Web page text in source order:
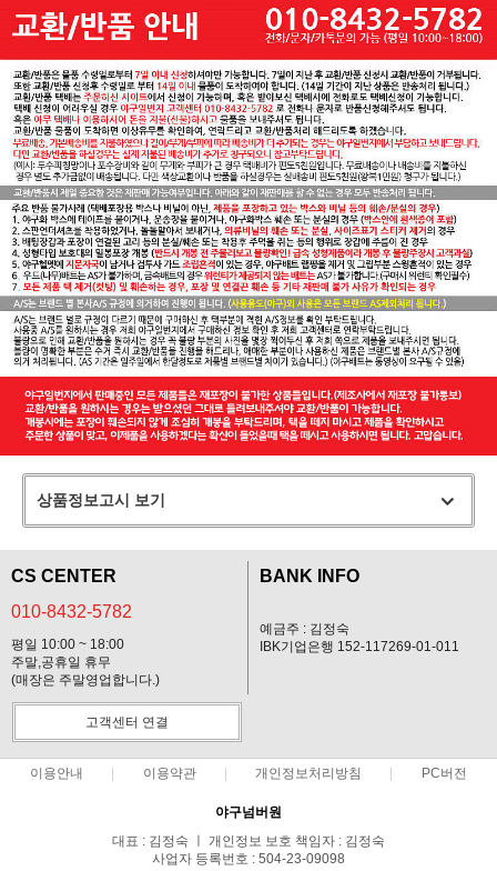
상품정보고시 보기
CS CENTER
010-8432-5782
평일 10:00 ~ 18:00
주말,공휴일 휴무
(매장은 주말영업합니다.)
BANK INFO
예금주 : 김정숙
IBK기업은행 152-117269-01-011
고객센터 연결
이용안내 이용약관 개인정보처리방침 PC버전
야구넘버원
대표 : 김정숙 ㅣ 개인정보 보호 책임자 : 김정숙
사업자 등록번호 : 504-23-09098